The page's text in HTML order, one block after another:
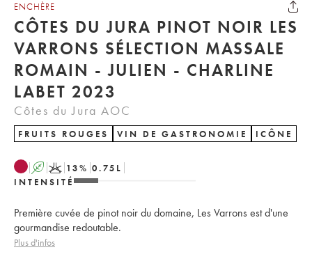
ENCHÈRE
CÔTES DU JURA PINOT NOIR LES
VARRONS SÉLECTION MASSALE
ROMAIN - JULIEN - CHARLINE
LABET 2023
Côtes du Jura AOC
FRUITS ROUGES VIN DE GASTRONOMIE ICÔNE
A K 13% 0.75 L
INTENSITÉ
Première cuvée de pinot noir du domaine, Les Varrons est d'une
gourmandise redoutable.
Plus d'infos